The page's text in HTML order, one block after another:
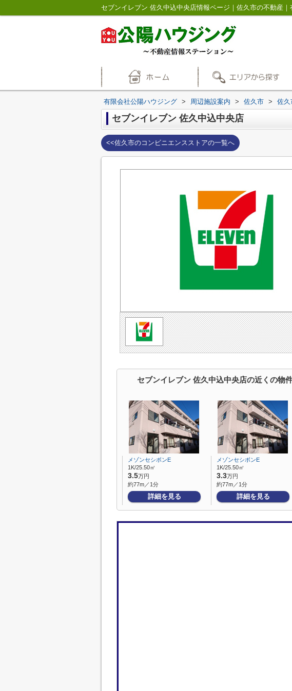
セブンイレブン 佐久中込中央店情報ページ｜佐久市の不動産
有限会社公陽ハウジング > 周辺施設案内 > 佐久市 > 佐久
セブンイレブン 佐久中込中央店
<<佐久市のコンビニエンスストアの一覧へ
セブンイレブン 佐久中込中央店の近くの物
メゾンセシボンE
1K/25.50㎡
3.5万円
約77m／1分
詳細を見る
メゾンセシボンE
1K/25.50㎡
3.3万円
約77m／1分
詳細を見る